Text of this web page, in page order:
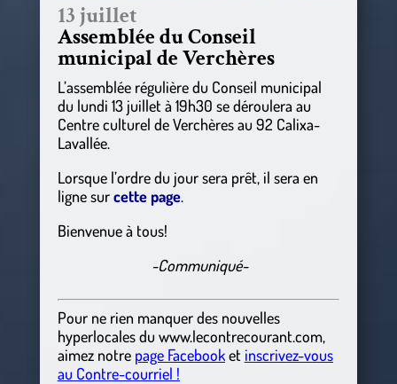
13 juillet
Assemblée du Conseil
municipal de Verchères
L’assemblée régulière du Conseil municipal
du lundi 13 juillet à 19h30 se déroulera au
Centre culturel de Verchères au 92 Calixa-
Lavallée.
Lorsque l’ordre du jour sera prêt, il sera en
ligne surcette page.
Bienvenue à tous!
-Communiqué-
Pour ne rien manquer des nouvelles
hyperlocalesdu www.lecontrecourant.com,
aimez notre page Facebooket inscrivez-vous
au Contre-courriel !